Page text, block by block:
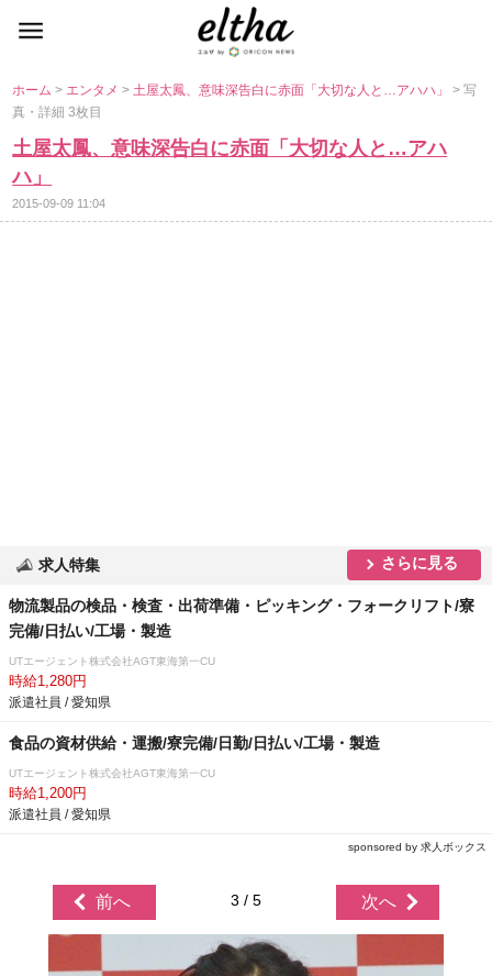
ホーム> エンタメ>土屋太鳳、意味深告白に赤面「大切な人と…アハハ」> 写
真・詳細 3枚目
土屋太鳳、意味深告白に赤面「大切な人と…アハ
ハ」
2015-09-09 11:04
求人特集 さらに見る
物流製品の検品・検査・出荷準備・ピッキング・フォークリフト/寮
完備/日払い/工場・製造
UTエージェント株式会社AGT東海第一CU
時給1,280円
派遣社員 / 愛知県
食品の資材供給・運搬/寮完備/日勤/日払い/工場・製造
UTエージェント株式会社AGT東海第一CU
時給1,200円
派遣社員 / 愛知県
sponsored by 求人ボックス
前へ 3 / 5 次へ